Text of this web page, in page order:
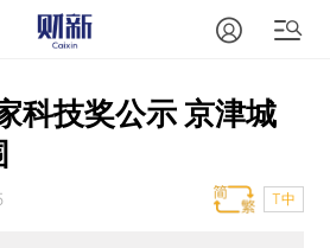
科技奖公示 京津城
T中